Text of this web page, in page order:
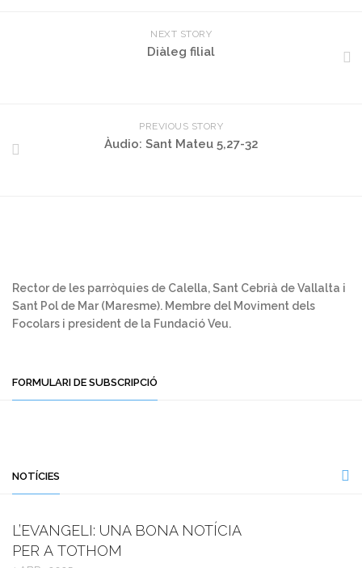
NEXT STORY
Diàleg filial
PREVIOUS STORY
Àudio: Sant Mateu 5,27-32
Rector de les parròquies de Calella, Sant Cebrià de Vallalta i
Sant Pol de Mar (Maresme). Membre del Moviment dels
Focolars i president de la Fundació Veu.
FORMULARI DE SUBSCRIPCIÓ
NOTÍCIES
L’EVANGELI: UNA BONA NOTÍCIA
PER A TOTHOM